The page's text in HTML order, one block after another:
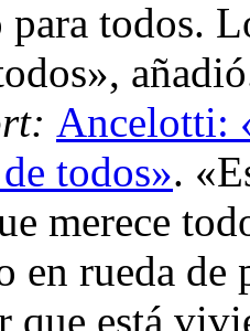
todos.
Ancelotti:
todos».
merece
en rueda de
que está